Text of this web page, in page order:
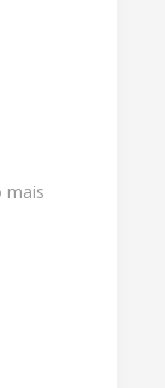
mais